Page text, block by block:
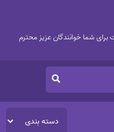
شما خوانندگان عزیز محترم